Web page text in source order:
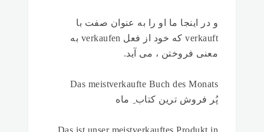
و در اینجا ما او را به عنوان صفت با
verkauft که خود از فعل verkaufen به
معنی فروختن ، می آید.
Das meistverkaufte Buch des Monats
پُر فروش ترین کتاب ِ ماه
Das ist unser meistverkauftes Produkt in